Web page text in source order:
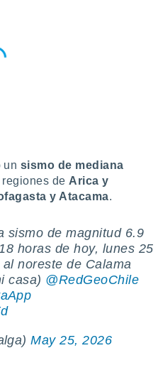
un sismo de mediana
de Arica y
y Atacama.
sismo de magnitud 6.9
horas de hoy, lunes 25
noreste de Calama
casa) @RedGeoChile
May 25, 2026